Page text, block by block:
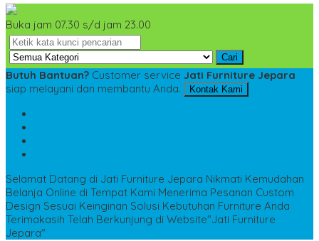
Buka jam 07.30 s/d jam 23.00
Cari
Butuh Bantuan? Customer service Jati Furniture Jepara
siap melayani dan membantu Anda.
Kontak Kami
Selamat Datang di Jati Furniture Jepara Nikmati Kemudahan
Belanja Online di Tempat Kami Menerima Pesanan Custom
Design Sesuai Keinginan Solusi Kebutuhan Furniture Anda
Terimakasih Telah Berkunjung di Website"Jati Furniture
Jepara"